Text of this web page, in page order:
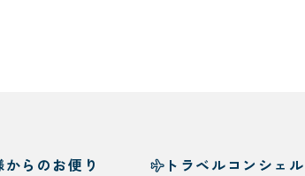
らのお便り トラベルコンシェ